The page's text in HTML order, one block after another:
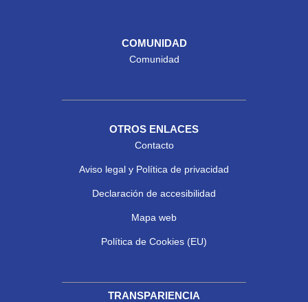
COMUNIDAD
Comunidad
OTROS ENLACES
Contacto
Aviso legal y Política de privacidad
Declaración de accesibilidad
Mapa web
Política de Cookies (EU)
TRANSPARIENCIA